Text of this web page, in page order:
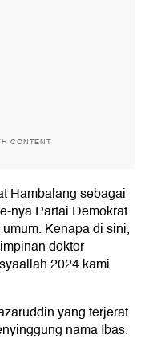
CONTENT
Hambalang sebagai
nya Partai Demokrat
Kenapa di sini,
doktor
2024 kami
yang terjerat
nama Ibas.